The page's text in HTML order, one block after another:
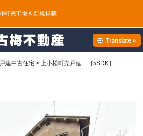
町売工場を新規掲載
建中古住宅 > 上小松町売戸建 ［5SDK］
Translate »